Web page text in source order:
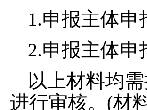
1.申报主体申
2.申报主体
以上材料均
进行审核。 (材